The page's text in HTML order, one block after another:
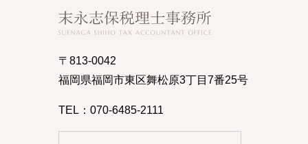
〒813-0042
福岡県福岡市東区舞松原3丁目7番25号
TEL：070-6485-2111